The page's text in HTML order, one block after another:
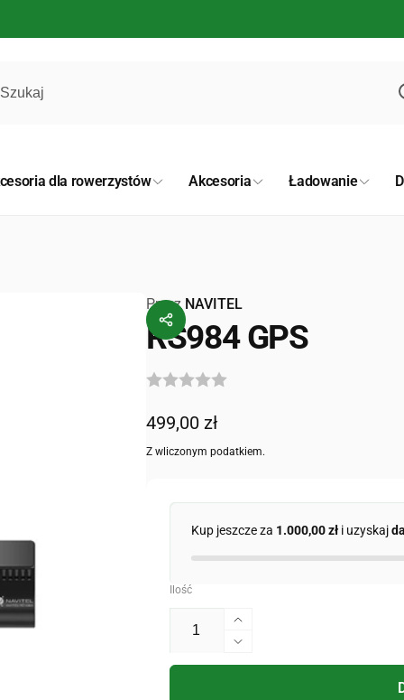
dla rowerzystów Akcesoria Ładowanie
PrzezNAVITEL
RS984 GPS
Cena
regularna
499,00 zł
Z wliczonym podatkiem.
Kup jeszcze za 1.000,00 złi uzyskaj
Ilość
Zwiększ
ilość
dla
Zmniejsz
ilość